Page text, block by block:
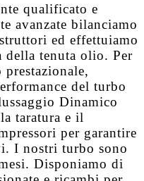
qualificato e
avanzate bilanciamo
ed effettuiamo
tenuta olio. Per
del turbo
Dinamico
taratura e il
per garantire
I nostri turbo sono
. Disponiamo di